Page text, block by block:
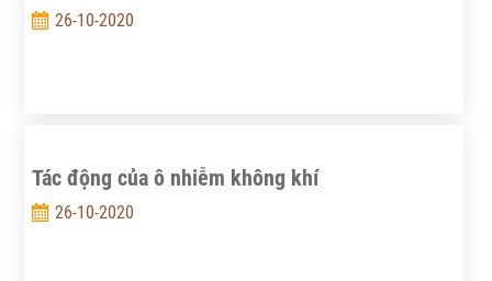
26-10-2020
Tác động của ô nhiễm không khí
26-10-2020